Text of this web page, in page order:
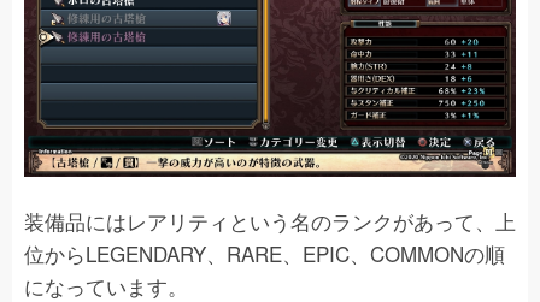
装備品にはレアリティという名のランクがあって、上
位からLEGENDARY、RARE、EPIC、COMMONの順
になっています。